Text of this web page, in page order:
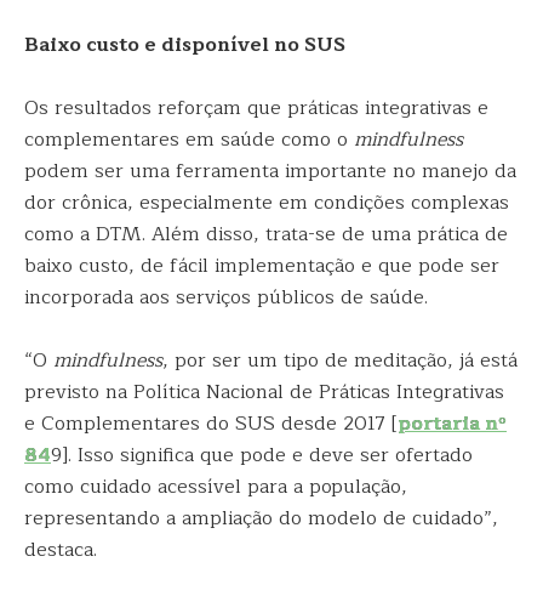
Baixo custo e disponível no SUS
Os resultados reforçam que práticas integrativas e
complementares em saúde como o mindfulness
podem ser uma ferramenta importante no manejo da
dor crônica, especialmente em condições complexas
como a DTM. Além disso, trata-se de uma prática de
baixo custo, de fácil implementação e que pode ser
incorporada aos serviços públicos de saúde.
“O mindfulness, por ser um tipo de meditação, já está
previsto na Política Nacional de Práticas Integrativas
e Complementares do SUS desde 2017 [portaria nº
849]. Isso significa que pode e deve ser ofertado
como cuidado acessível para a população,
representando a ampliação do modelo de cuidado”,
destaca.